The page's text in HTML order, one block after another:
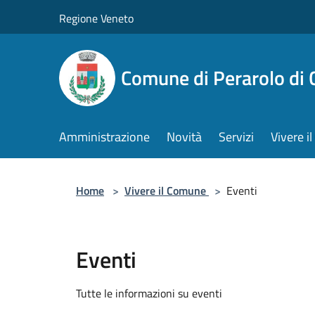
Regione Veneto
Comune di Perarolo di
Amministrazione Novità Servizi Vivere
Home > Vivere il Comune > Eventi
Eventi
Tutte le informazioni su eventi